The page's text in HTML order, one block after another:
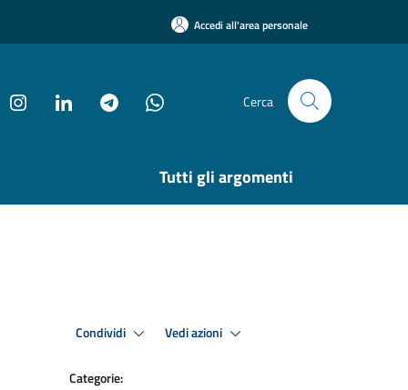
Accedi all'area personale
Cerca
Tutti gli argomenti
Condividi Vedi azioni
Categorie: